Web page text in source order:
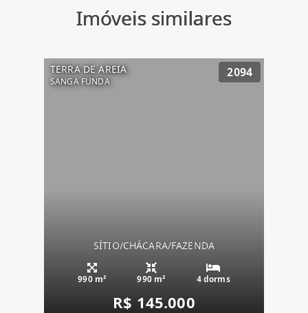
Imóveis similares
TERRA DE AREIA
SANGA FUNDA
2094
SÍTIO/CHÁCARA/FAZENDA
990 m² 990 m² 4 dorms
R$ 145.000